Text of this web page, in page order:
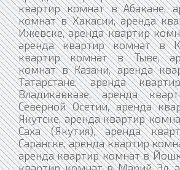
квартир комнат в Абакане,
комнат в Хакасии, аренда
Ижевске, аренда квартир
аренда квартир комнат в
квартир комнат в Тыве,
комнат в Казани, аренда
Татарстане, аренда
Владикавказе, аренда
Северной Осетии, аренда
Якутске, аренда квартир
Саха (Якутия), аренда
Саранске, аренда квартир
аренда квартир комнат в
квартир комнат в Марий Эл,